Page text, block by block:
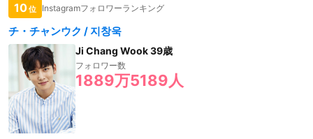
10位 Instagramフォロワーランキング
チ・チャンウク / 지창욱
Ji Chang Wook 39歳
フォロワー数
1889万5189人